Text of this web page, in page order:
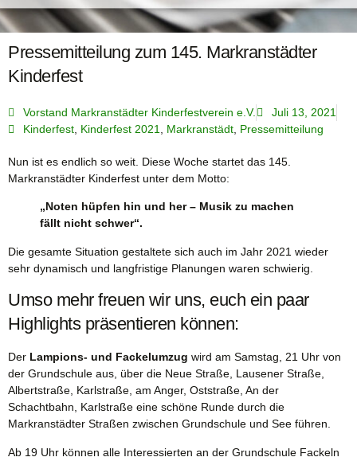
Pressemitteilung zum 145. Markranstädter
Kinderfest
Vorstand Markranstädter Kinderfestverein e.V.
Juli 13, 2021
Kinderfest Kinderfest 2021 Markranstädt Pressemitteilung
Nun ist es endlich so weit. Diese Woche startet das 145.
Markranstädter Kinderfest unter dem Motto:
„Noten hüpfen hin und her – Musik zu machen
fällt nicht schwer“.
Die gesamte Situation gestaltete sich auch im Jahr 2021 wieder
sehr dynamisch und langfristige Planungen waren schwierig.
Umso mehr freuen wir uns, euch ein paar
Highlights präsentieren können:
Der Lampions- und Fackelumzug wird am Samstag, 21 Uhr von
der Grundschule aus, über die Neue Straße, Lausener Straße,
Albertstraße, Karlstraße, am Anger, Oststraße, An der
Schachtbahn, Karlstraße eine schöne Runde durch die
Markranstädter Straßen zwischen Grundschule und See führen.
Ab 19 Uhr können alle Interessierten an der Grundschule Fackeln